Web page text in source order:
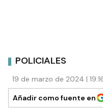
POLICIALES
19 de marzo de 2024 |
Añadir como fuente en